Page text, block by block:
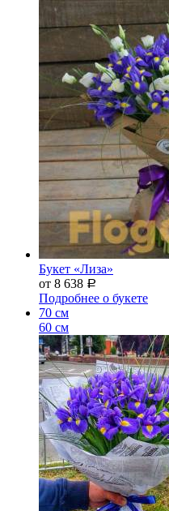
Букет «Лиза»
от 8 638 Р
Подробнее о букете
70 см
60 см